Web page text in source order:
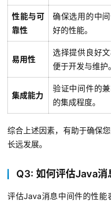
性能与可
靠性
确保选用的中
好的性能。
易用性
选择提供良好
便于开发与维护。
集成能力
验证中间件的
的集成程度。
综合上述因素，有助于确保
长远发展。
Q3: 如何评估Java消
评估Java消息中间件的性能